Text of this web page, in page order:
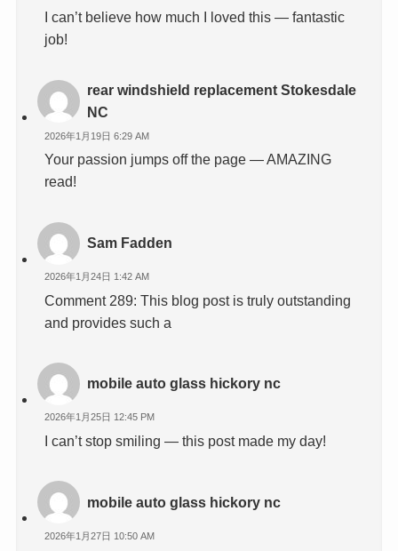
I can’t believe how much I loved this — fantastic
job!
rear windshield replacement Stokesdale
NC
2026年1月19日 6:29 AM
Your passion jumps off the page — AMAZING
read!
Sam Fadden
2026年1月24日 1:42 AM
Comment 289: This blog post is truly outstanding
and provides such a
mobile auto glass hickory nc
2026年1月25日 12:45 PM
I can’t stop smiling — this post made my day!
mobile auto glass hickory nc
2026年1月27日 10:50 AM